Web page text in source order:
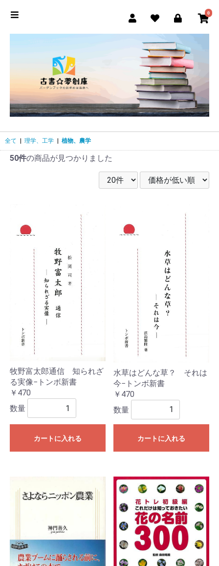
0
全て | 理学、工学 | 植物、農学
50件の商品が見つかりました
牧野富太郎通信 知られざ
る実像−トンボ新書
￥470
数量
カートに入れる
水草はどんな草？ それは
今−トンボ新書
￥470
数量
カートに入れる